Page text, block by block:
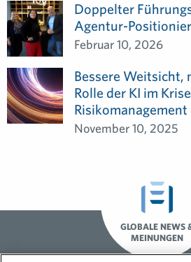
Doppelter
Agentur-
Februar 10, 2026
Bessere Weitsicht,
Rolle der KI im
Risikomanagement
November 10, 2025
GLOBALE NEWS
MEINUNGEN